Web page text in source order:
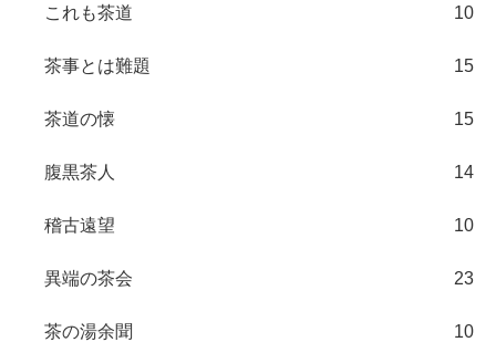
これも茶道 10
茶事とは難題 15
茶道の懐 15
腹黒茶人 14
稽古遠望 10
異端の茶会 23
茶の湯余聞 10